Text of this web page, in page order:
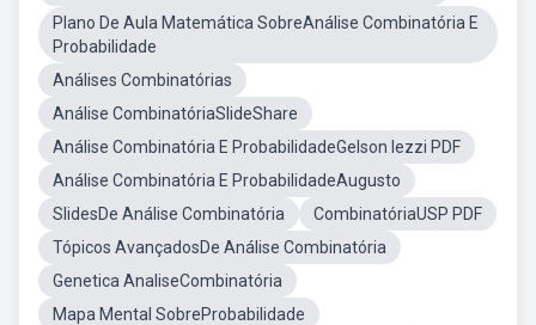
Plano De Aula Matemática SobreAnálise Combinatória E
Probabilidade
Análises Combinatórias
Análise CombinatóriaSlideShare
Análise Combinatória E ProbabilidadeGelson Iezzi PDF
Análise Combinatória E ProbabilidadeAugusto
SlidesDe Análise Combinatória
CombinatóriaUSP PDF
Tópicos AvançadosDe Análise Combinatória
Genetica AnaliseCombinatória
Mapa Mental SobreProbabilidade